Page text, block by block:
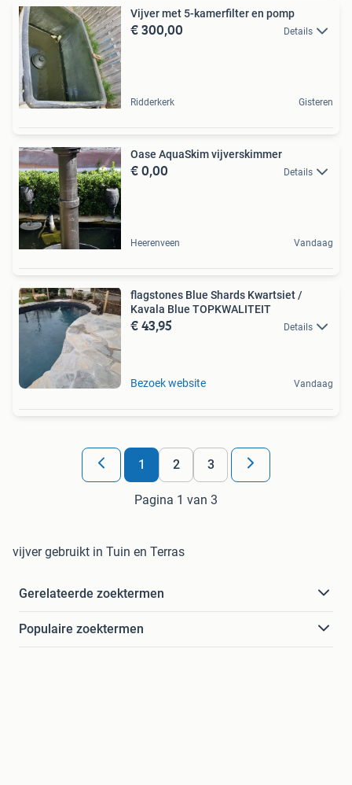
Vijver met 5-kamerfilter en pomp
€ 300,00 Details
Ridderkerk Gisteren
Oase AquaSkim vijverskimmer
€ 0,00 Details
Heerenveen Vandaag
flagstones Blue Shards Kwartsiet /
Kavala Blue TOPKWALITEIT
€ 43,95 Details
Bezoek website Vandaag
1 2 3
Pagina 1 van 3
vijver gebruikt in Tuin en Terras
Gerelateerde zoektermen
Populaire zoektermen